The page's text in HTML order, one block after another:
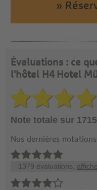
»
Évaluations : ce
l'hôtel H4 Hotel
Note totale sur
Nos dernières
1379 évaluations,